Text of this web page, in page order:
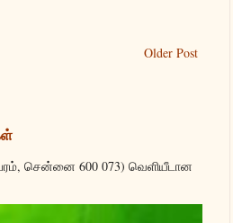
Older Post
சென்னை 600 073) வெளியீடான